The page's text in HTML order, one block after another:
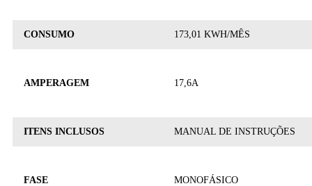
CONSUMO 173,01 KWH/MÊS
AMPERAGEM 17,6A
ITENS INCLUSOS MANUAL DE INSTRUÇÕES
FASE MONOFÁSICO